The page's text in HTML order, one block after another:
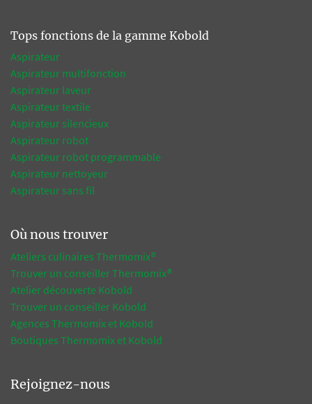
Tops fonctions de la gamme Kobold
Aspirateur
Aspirateur multifonction
Aspirateur laveur
Aspirateur textile
Aspirateur silencieux
Aspirateur robot
Aspirateur robot programmable
Aspirateur nettoyeur
Aspirateur sans fil
Où nous trouver
Ateliers culinaires Thermomix®
Trouver un conseiller Thermomix®
Atelier découverte Kobold
Trouver un conseiller Kobold
Agences Thermomix et Kobold
Boutiques Thermomix et Kobold
Rejoignez-nous